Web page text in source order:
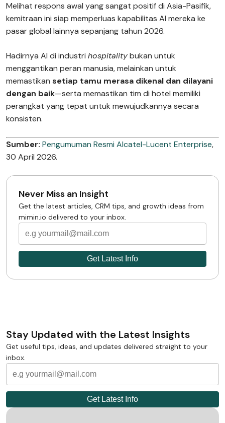
Melihat respons awal yang sangat positif di Asia-Pasifik,
kemitraan ini siap memperluas kapabilitas AI mereka ke
pasar global lainnya sepanjang tahun 2026.
Hadirnya AI di industri hospitalitybukan untuk
menggantikan peran manusia, melainkan untuk
memastikan setiap tamu merasa dikenal dan dilayani
dengan baik—serta memastikan tim di hotel memiliki
perangkat yang tepat untuk mewujudkannya secara
konsisten.
Sumber: Pengumuman Resmi Alcatel-Lucent Enterprise,
30 April 2026.
Never Miss an Insight
Get the latest articles, CRM tips, and growth ideas from
mimin.io delivered to your inbox.
Stay Updated with the Latest Insights
Get useful tips, ideas, and updates delivered straight to your
inbox.